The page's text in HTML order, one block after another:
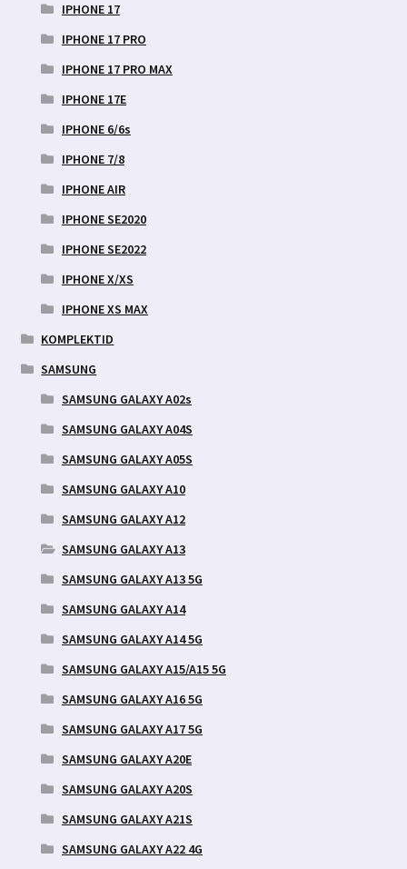
IPHONE 17
IPHONE 17 PRO
IPHONE 17 PRO MAX
IPHONE 17E
IPHONE 6/6s
IPHONE 7/8
IPHONE AIR
IPHONE SE2020
IPHONE SE2022
IPHONE X/XS
IPHONE XS MAX
KOMPLEKTID
SAMSUNG
SAMSUNG GALAXY A02s
SAMSUNG GALAXY A04S
SAMSUNG GALAXY A05S
SAMSUNG GALAXY A10
SAMSUNG GALAXY A12
SAMSUNG GALAXY A13
SAMSUNG GALAXY A13 5G
SAMSUNG GALAXY A14
SAMSUNG GALAXY A14 5G
SAMSUNG GALAXY A15/A15 5G
SAMSUNG GALAXY A16 5G
SAMSUNG GALAXY A17 5G
SAMSUNG GALAXY A20E
SAMSUNG GALAXY A20S
SAMSUNG GALAXY A21S
SAMSUNG GALAXY A22 4G